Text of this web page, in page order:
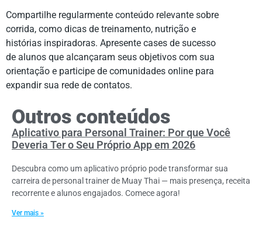
Compartilhe regularmente conteúdo relevante sobre
corrida, como dicas de treinamento, nutrição e
histórias inspiradoras. Apresente cases de sucesso
de alunos que alcançaram seus objetivos com sua
orientação e participe de comunidades online para
expandir sua rede de contatos.
Outros conteúdos
Aplicativo para Personal Trainer: Por que Você
Deveria Ter o Seu Próprio App em 2026
Descubra como um aplicativo próprio pode transformar sua
carreira de personal trainer de Muay Thai — mais presença, receita
recorrente e alunos engajados. Comece agora!
Ver mais »